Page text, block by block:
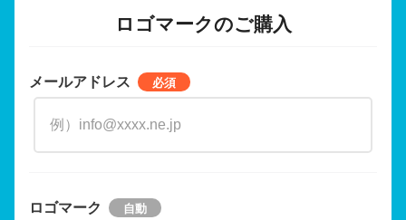
ロゴマークのご購入
メールアドレス
ロゴマーク